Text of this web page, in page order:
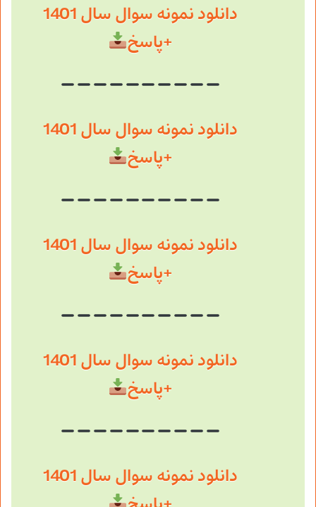
دانلود نمونه سوال سال 1401
+پاسخ
دانلود نمونه سوال سال 1401
+پاسخ
دانلود نمونه سوال سال 1401
+پاسخ
دانلود نمونه سوال سال 1401
+پاسخ
دانلود نمونه سوال سال 1401